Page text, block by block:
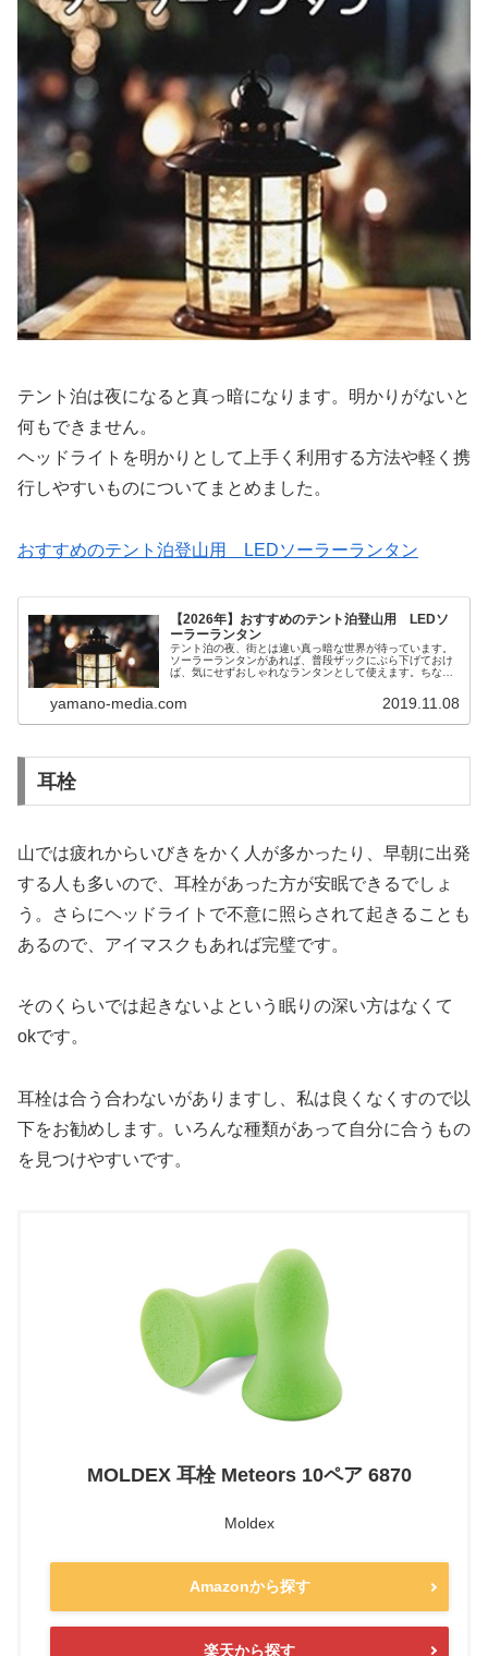
テント泊は夜になると真っ暗になります。明かりがないと
何もできません。
ヘッドライトを明かりとして上手く利用する方法や軽く携
行しやすいものについてまとめました。
おすすめのテント泊登山用 LEDソーラーランタン
【2026年】おすすめのテント泊登山用 LEDソ
ーラーランタン
テント泊の夜、街とは違い真っ暗な世界が待っています。
ソーラーランタンがあれば、普段ザックにぶら下げておけ
ば、気にせずおしゃれなランタンとして使えます。ちなみ
ボトルに当てたり、ビニール袋に当てたりすれば、即席の
ランタンとすることもできます。
yamano-media.com 2019.11.08
耳栓
山では疲れからいびきをかく人が多かったり、早朝に出発
する人も多いので、耳栓があった方が安眠できるでしょ
う。さらにヘッドライトで不意に照らされて起きることも
あるので、アイマスクもあれば完璧です。
そのくらいでは起きないよという眠りの深い方はなくて
okです。
耳栓は合う合わないがありますし、私は良くなくすので以
下をお勧めします。いろんな種類があって自分に合うもの
を見つけやすいです。
MOLDEX 耳栓 Meteors 10ペア 6870
Moldex
Amazonから探す
楽天から探す